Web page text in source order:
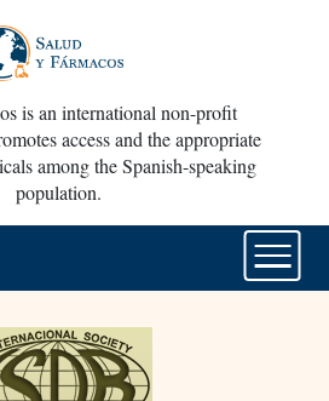
is an international non-profit
access and the appropriate
among the Spanish-speaking
population.